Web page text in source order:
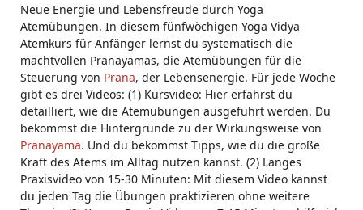
Neue Energie und Lebensfreude durch Yoga
Atemübungen. In diesem fünfwöchigen Yoga Vidya
Atemkurs für Anfänger lernst du systematisch die
machtvollen Pranayamas, die Atemübungen für die
Steuerung von Prana, der Lebensenergie. Für jede Woche
gibt es drei Videos: (1) Kursvideo: Hier erfährst du
detailliert, wie die Atemübungen ausgeführt werden. Du
bekommst die Hintergründe zu der Wirkungsweise von
Pranayama. Und du bekommst Tipps, wie du die große
Kraft des Atems im Alltag nutzen kannst. (2) Langes
Praxisvideo von 15-30 Minuten: Mit diesem Video kannst
du jeden Tag die Übungen praktizieren ohne weitere